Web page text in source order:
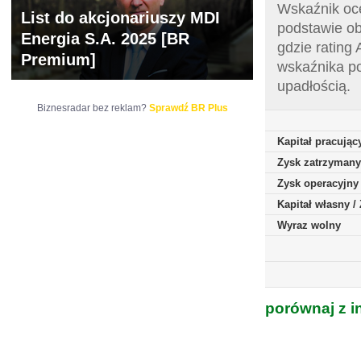
Wskaźnik
podstawie
gdzie rating
wskaźnika
upadłością.
Kapitał
Zysk
Zysk operacyjny
Kapitał własny
Wyraz wolny
porównaj z
List do akcjonariuszy MDI
Energia S.A. 2025 [BR
Premium]
Biznesradar bez reklam? Sprawdź BR Plus